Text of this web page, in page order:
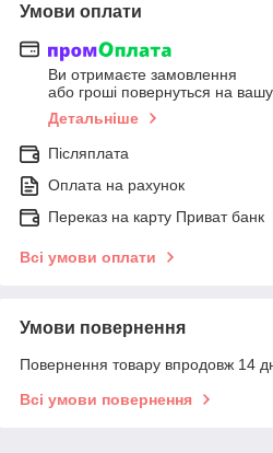
Умови оплати
Ви отримаєте замовлення
або гроші повернуться на вашу
Детальніше
Післяплата
Оплата на рахунок
Переказ на карту Приват банк
Всі умови оплати
Умови повернення
Повернення товару впродовж 14
Всі умови повернення